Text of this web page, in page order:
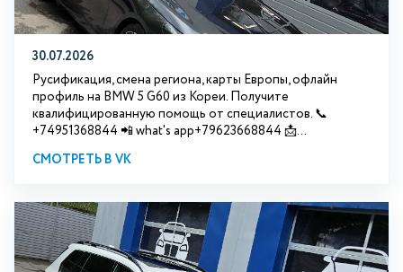
30.07.2026
Русификация, смена региона, карты Европы, офлайн
профиль на BMW 5 G60 из Кореи. Получите
квалифицированную помощь от специалистов. 📞
+74951368844 📲 what's app+79623668844 📩...
СМОТРЕТЬ В VK